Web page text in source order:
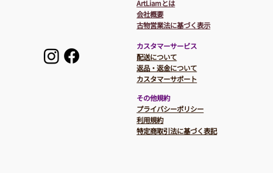
ArtLiamとは
会社概要
​​古物営業法に基づく表示
カスタマーサービス
​配送について
返品・返金について
カスタマーサポート
その他規約
プライバシーポリシー
利用規約
特定商取引法に基づく表記